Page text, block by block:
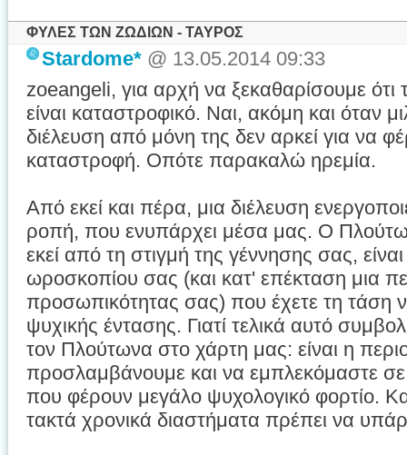
ΦΥΛΕΣ ΤΩΝ ΖΩΔΙΩΝ - ΤΑΥΡΟΣ
Stardome* @ 13.05.2014 09:33
zoeangeli, για αρχή να ξεκαθαρίσουμε ότι
είναι καταστροφικό. Ναι, ακόμη και όταν
διέλευση από μόνη της δεν αρκεί για να
καταστροφή. Οπότε παρακαλώ ηρεμία.
Από εκεί και πέρα, μια διέλευση
ροπή, που ενυπάρχει μέσα μας. Ο
εκεί από τη στιγμή της γέννησης σας,
ωροσκοπίου σας (και κατ' επέκταση μια
προσωπικότητας σας) που έχετε τη τάση
ψυχικής έντασης. Γιατί τελικά αυτό
τον Πλούτωνα στο χάρτη μας: είναι η
προσλαμβάνουμε και να εμπλεκόμαστε σε
που φέρουν μεγάλο ψυχολογικό φορτίο.
τακτά χρονικά διαστήματα πρέπει να